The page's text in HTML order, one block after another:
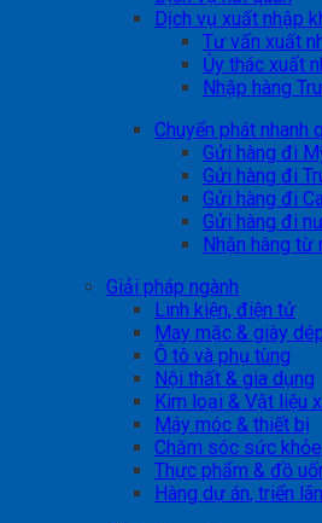
Dịch vụ xuất nhập
Tư vấn xuất
Ủy thác xuất
Nhập hàng
Chuyển phát nhanh
Gửi hàng đi
Gửi hàng đi
Gửi hàng đi
Gửi hàng đi
Nhận hàng từ
Giải pháp ngành
Linh kiện, điện tử
May mặc & giày
Ô tô và phụ tùng
Nội thất & gia dụng
Kim loại & Vật liệu
Máy móc & thiết bị
Chăm sóc sức
Thực phẩm & đồ
Hàng dự án, triển